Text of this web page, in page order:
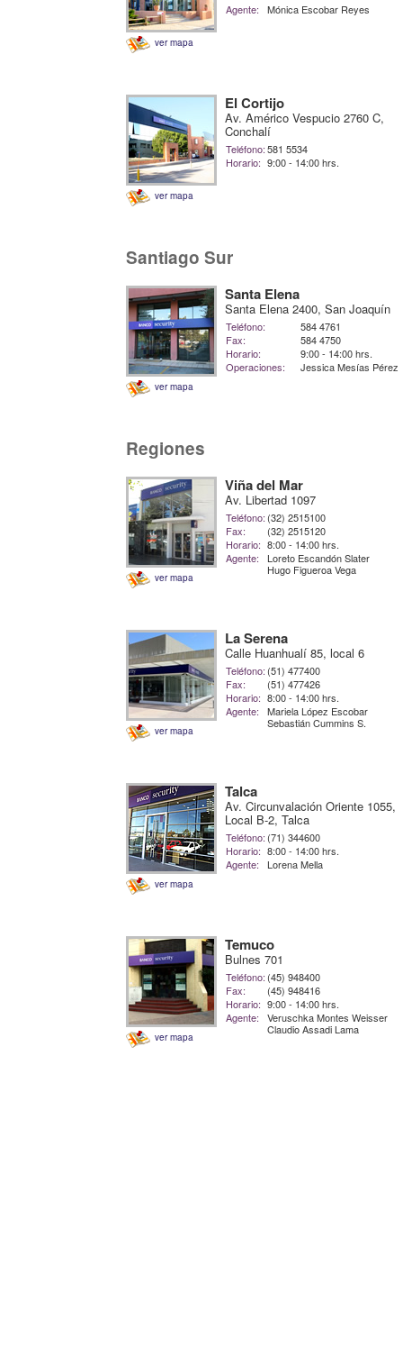
ver mapa
Agente:
Mónica Escobar Reyes
ver mapa
El Cortijo
Av. Américo Vespucio 2760 C,
Conchalí
Teléfono:581 5534
Horario: 9:00 - 14:00 hrs.
Santiago Sur
ver mapa
Santa Elena
Santa Elena 2400, San Joaquín
Teléfono:
584 4761
Fax:
584 4750
Horario:
9:00 - 14:00 hrs.
Operaciones:
Jessica Mesías Pérez
Regiones
ver mapa
Viña del Mar
Av. Libertad 1097
Teléfono: (32) 2515100
Fax:
(32) 2515120
Horario: 8:00 - 14:00 hrs.
Agente:
Loreto Escandón Slater
Hugo Figueroa Vega
ver mapa
La Serena
Calle Huanhualí 85, local 6
Teléfono: (51) 477400
Fax:
(51) 477426
Horario: 8:00 - 14:00 hrs.
Agente:
Mariela López Escobar
Sebastián Cummins S.
ver mapa
Talca
Av. Circunvalación Oriente 1055,
Local B-2, Talca
Teléfono: (71) 344600
Horario: 8:00 - 14:00 hrs.
Agente:
Lorena Mella
ver mapa
Temuco
Bulnes 701
Teléfono: (45) 948400
Fax:
(45) 948416
Horario: 9:00 - 14:00 hrs.
Agente:
Veruschka Montes Weisser
Claudio Assadi Lama